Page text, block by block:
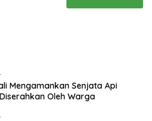
Mengamankan Senjata Api
Oleh Warga